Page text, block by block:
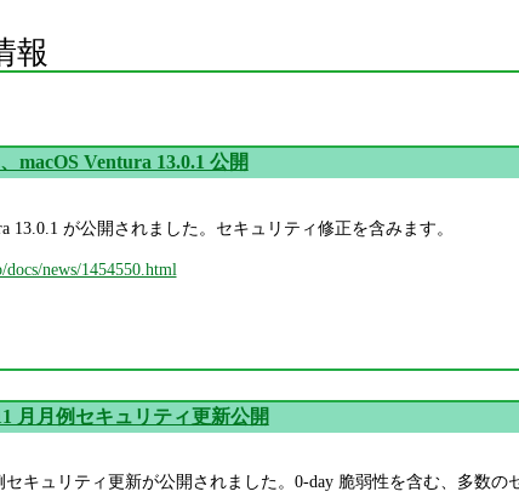
報
macOS Ventura 13.0.1 公開
13.0.1 が公開されました。セキュリティ修正を含みます。
news/1454550.html
月月例セキュリティ更新公開
キュリティ更新が公開されました。0-day 脆弱性を含む、多数の